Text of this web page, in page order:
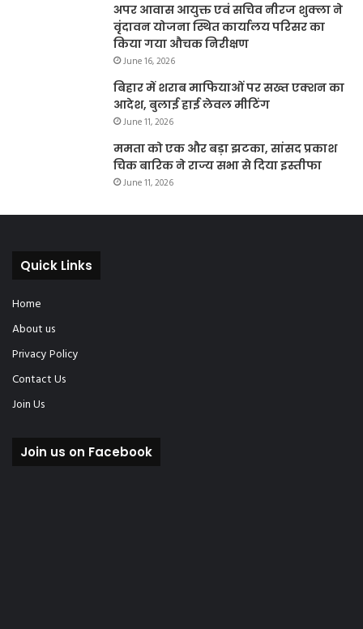
अपर आवास आयुक्त एवं सचिव नीरज शुक्ला ने
वृंदावन योजना स्थित कार्यालय परिसर का
किया गया औचक निरीक्षण
June 16, 2026
बिहार में शराब माफियाओं पर सख्त एक्शन का
आदेश, बुलाई हाई लेवल मीटिंग
June 11, 2026
ममता को एक और बड़ा झटका, सांसद प्रकाश
चिक बारिक ने राज्य सभा से दिया इस्तीफा
June 11, 2026
Quick Links
Home
About us
Privacy Policy
Contact Us
Join Us
Join us on Facebook